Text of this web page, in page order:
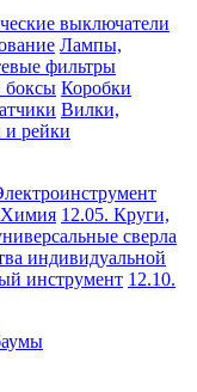
выключатели
Лампы,
фильтры
Коробки
Вилки,
рейки
Химия 12.05. Круги,
сверла
индивидуальной
инструмент 12.10.